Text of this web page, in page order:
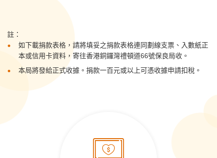
註：
如下載捐款表格，請將填妥之捐款表格連同劃線支票、入數紙正
本或信用卡資料，寄往香港銅鑼灣禮頓道66號保良局收。
本局將發給正式收據。捐款一百元或以上可憑收據申請扣稅。